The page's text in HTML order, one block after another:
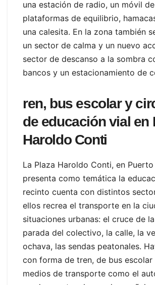
una estación de radio, un móvil
plataformas de equilibrio,
una calesita. En la zona también
un sector de calma y un nuevo
sector de descanso a la sombra
bancos y un estacionamiento de
ren, bus escolar y
de educación vial en
Haroldo Conti
La Plaza Haroldo Conti, en
presenta como temática la
recinto cuenta con distintos
ellos recrea el transporte en la
situaciones urbanas: el cruce de
parada del colectivo, la calle, la
ochava, las sendas peatonales.
con forma de tren, de bus
medios de transporte como el